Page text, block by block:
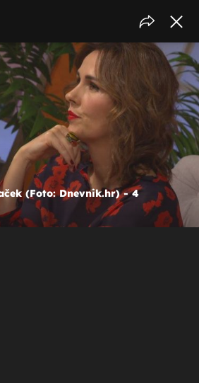
(Foto: Dnevnik.hr) - 4